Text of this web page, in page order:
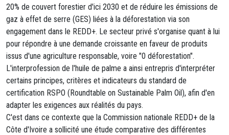
20% de couvert forestier d'ici 2030 et de réduire les émissions de
gaz à effet de serre (GES) liées à la déforestation via son
engagement dans le REDD+. Le secteur privé s'organise quant à lui
pour répondre à une demande croissante en faveur de produits
issus d'une agriculture responsable, voire "0 déforestation".
L'interprofession de l'huile de palme a ainsi entrepris d'interpréter
certains principes, critères et indicateurs du standard de
certification RSPO (Roundtable on Sustainable Palm Oil), afin d'en
adapter les exigences aux réalités du pays.
C'est dans ce contexte que la Commission nationale REDD+ de la
Côte d'Ivoire a sollicité une étude comparative des différentes